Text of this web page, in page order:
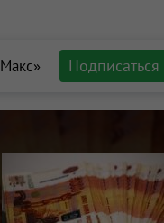
Подписаться